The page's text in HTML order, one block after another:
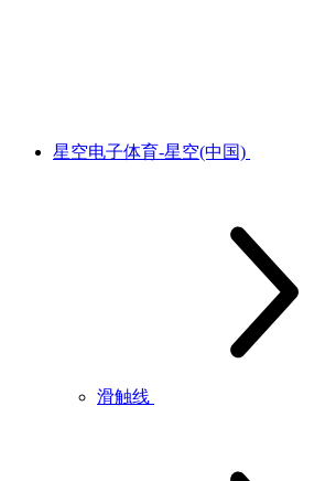
星空电子体育-星空(中国)
滑触线